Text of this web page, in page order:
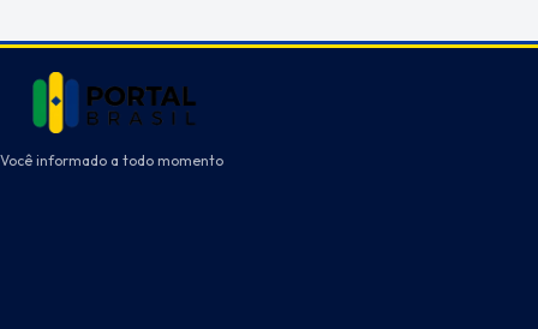
Você informado a todo momento